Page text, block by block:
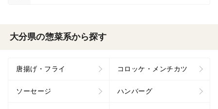
大分県の惣菜系から探す
唐揚げ・フライ コロッケ・メンチカツ
ソーセージ ハンバーグ